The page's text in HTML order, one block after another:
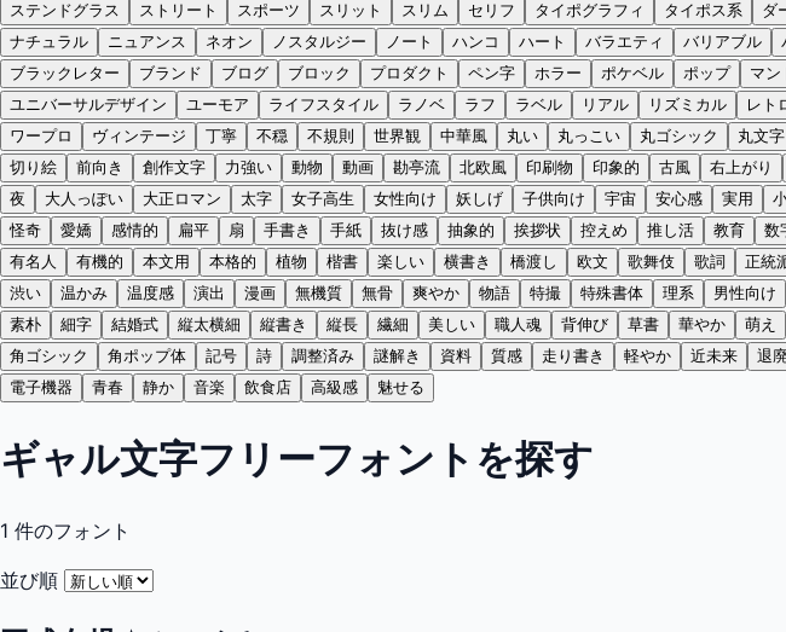
ステンドグラス
ストリート スポーツ スリット スリム セリフ タイポグラフィ タイポス系 ダ
ナチュラル
ニュアンス ネオン ノスタルジー ノート ハンコ ハート バラエティ バリアブル
ブラックレター
ブランド ブログ ブロック プロダクト ペン字 ホラー ポケベル ポップ マン
ユニバーサルデザイン
ユーモア ライフスタイル ラノベ ラフ ラベル リアル リズミカル レト
ワープロ
ヴィンテージ 丁寧 不穏 不規則 世界観 中華風 丸い 丸っこい 丸ゴシック 丸文字
切り絵
前向き 創作文字 力強い 動物 動画 勘亭流 北欧風 印刷物 印象的 古風 右上がり
夜
大人っぽい 大正ロマン 太字 女子高生 女性向け 妖しげ 子供向け 宇宙 安心感 実用
怪奇
愛嬌 感情的 扁平 扇 手書き 手紙 抜け感 抽象的 挨拶状 控えめ 推し活 教育 数
有名人
有機的 本文用 本格的 植物 楷書 楽しい 横書き 橋渡し 欧文 歌舞伎 歌詞 正統
渋い
温かみ 温度感 演出 漫画 無機質 無骨 爽やか 物語 特撮 特殊書体 理系 男性向け
素朴
細字 結婚式 縦太横細 縦書き 縦長 繊細 美しい 職人魂 背伸び 草書 華やか 萌え
角ゴシック
角ポップ体 記号 詩 調整済み 謎解き 資料 質感 走り書き 軽やか 近未来 退
電子機器
青春 静か 音楽 飲食店 高級感 魅せる
ギャル文字フリーフォントを探す
1 件のフォント
並び順